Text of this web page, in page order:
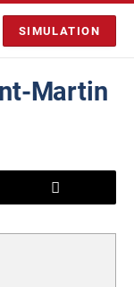
SIMULATION
Martin